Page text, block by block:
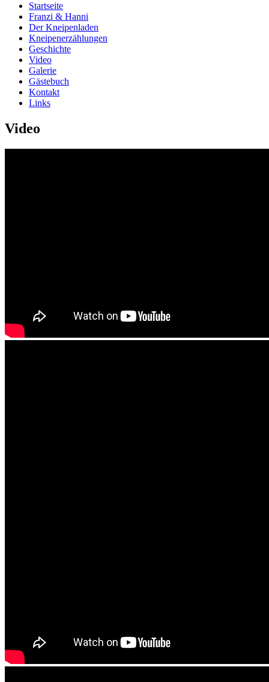
Startseite
Franzi & Hanni
Der Kneipenladen
Kneipenerzählungen
Geschichte
Video
Galerie
Gästebuch
Kontakt
Links
Video